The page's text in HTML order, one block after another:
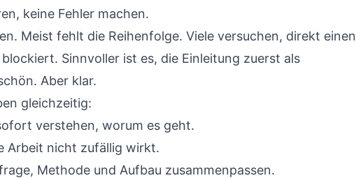
keine Fehler machen.
Meist fehlt die Reihenfolge. Viele versuchen, direkt einen
Sinnvoller ist es, die Einleitung zuerst als
Aber klar.
gleichzeitig:
verstehen, worum es geht.
Arbeit nicht zufällig wirkt.
Methode und Aufbau zusammenpassen.